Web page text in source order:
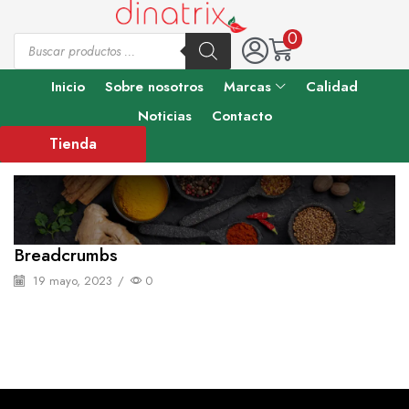
0
Inicio Sobre nosotros Marcas
Calidad
Noticias
Contacto
Tienda
Breadcrumbs
19 mayo, 2023 / 0